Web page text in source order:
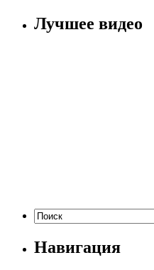
Лучшее видео
Навигация